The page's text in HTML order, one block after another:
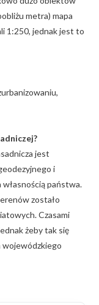
metra) mapa
1:250, jednak jest to
jest
i
państwa.
zostało
Czasami
żeby tak się
wojewódzkiego